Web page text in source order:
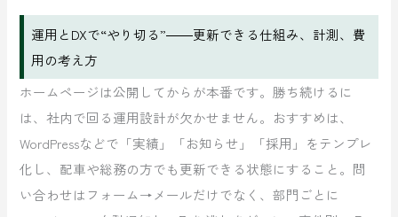
運用とDXで“やり切る”――更新できる仕組み、計測、費
用の考え方
ホームページは公開してからが本番です。勝ち続けるに
は、社内で回る運用設計が欠かせません。おすすめは、
WordPressなどで「実績」「お知らせ」「採用」をテンプレ
化し、配車や総務の方でも更新できる状態にすること。問
い合わせはフォーム→メールだけでなく、部門ごとに